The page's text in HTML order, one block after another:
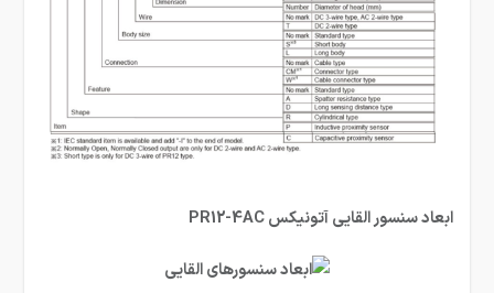
ابعاد سنسور القایی آتونیکس PR12-4AC